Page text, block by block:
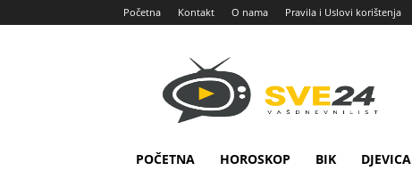
Početna Kontakt O nama Pravila i Uslovi korištenja
POČETNA HOROSKOP BIK DJEVICA